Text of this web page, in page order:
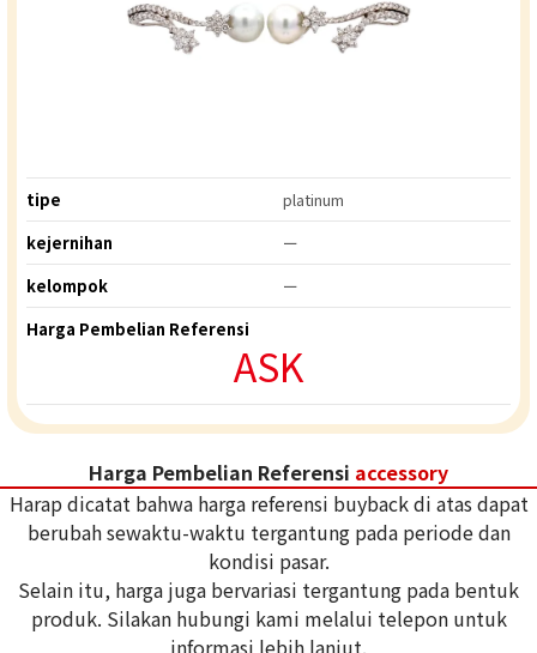
tipe
platinum
kejernihan
ー
kelompok
ー
Harga Pembelian Referensi
ASK
Harga Pembelian Referensi accessory
Harap dicatat bahwa harga referensi buyback di atas dapat
berubah sewaktu-waktu tergantung pada periode dan
kondisi pasar.
Selain itu, harga juga bervariasi tergantung pada bentuk
produk. Silakan hubungi kami melalui telepon untuk